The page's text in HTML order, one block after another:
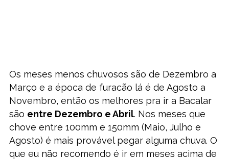
Os meses menos chuvosos são de Dezembro a
Março e a época de furacão lá é de Agosto a
Novembro, então os melhores pra ir a Bacalar
são entre Dezembro e Abril. Nos meses que
chove entre 100mm e 150mm (Maio, Julho e
Agosto) é mais provável pegar alguma chuva. O
que eu não recomendo é ir em meses acima de